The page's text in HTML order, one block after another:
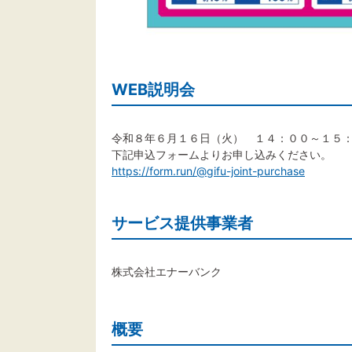
WEB説明会
令和８年６月１６日（火） １４：００～１５
下記申込フォームよりお申し込みください。
https://form.run/@gifu-joint-purchase
サービス提供事業者
株式会社エナーバンク
概要